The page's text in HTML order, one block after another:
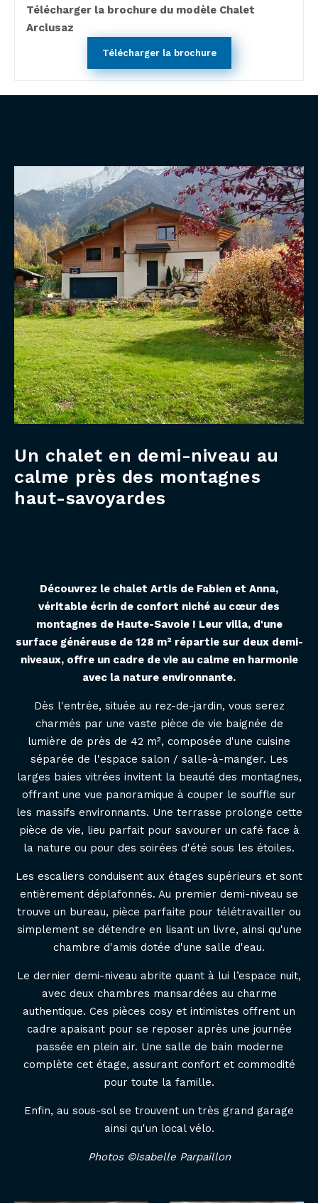
Télécharger la brochure du modèle Chalet
Arclusaz
Télécharger la brochure
Un chalet en demi-niveau au
calme près des montagnes
haut-savoyardes
Découvrez le chalet Artis de Fabien et Anna,
véritable écrin de confort niché au cœur des
montagnes de Haute-Savoie ! Leur villa, d'une
surface généreuse de 128 m² répartie sur deux demi-
niveaux, offre un cadre de vie au calme en harmonie
avec la nature environnante.
Dès l'entrée, située au rez-de-jardin, vous serez
charmés par une vaste pièce de vie baignée de
lumière de près de 42 m², composée d'une cuisine
séparée de l'espace salon / salle-à-manger. Les
larges baies vitrées invitent la beauté des montagnes,
offrant une vue panoramique à couper le souffle sur
les massifs environnants. Une terrasse prolonge cette
pièce de vie, lieu parfait pour savourer un café face à
la nature ou pour des soirées d'été sous les étoiles.
Les escaliers conduisent aux étages supérieurs et sont
entièrement déplafonnés. Au premier demi-niveau se
trouve un bureau, pièce parfaite pour télétravailler ou
simplement se détendre en lisant un livre, ainsi qu'une
chambre d'amis dotée d'une salle d'eau.
Le dernier demi-niveau abrite quant à lui l’espace nuit,
avec deux chambres mansardées au charme
authentique. Ces pièces cosy et intimistes offrent un
cadre apaisant pour se reposer après une journée
passée en plein air. Une salle de bain moderne
complète cet étage, assurant confort et commodité
pour toute la famille.
Enfin, au sous-sol se trouvent un très grand garage
ainsi qu'un local vélo.
Photos ©Isabelle Parpaillon